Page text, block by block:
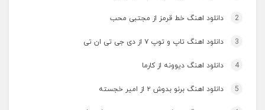
2 دانلود اهنگ خط قرمز از مجتبی محب
3 دانلود اهنگ تاپ و توپ ۷ از دی جی تی ان تی
4 دانلود اهنگ دیوونه از کارما
5 دانلود اهنگ برنو بدوش ۲ از امیر خجسته